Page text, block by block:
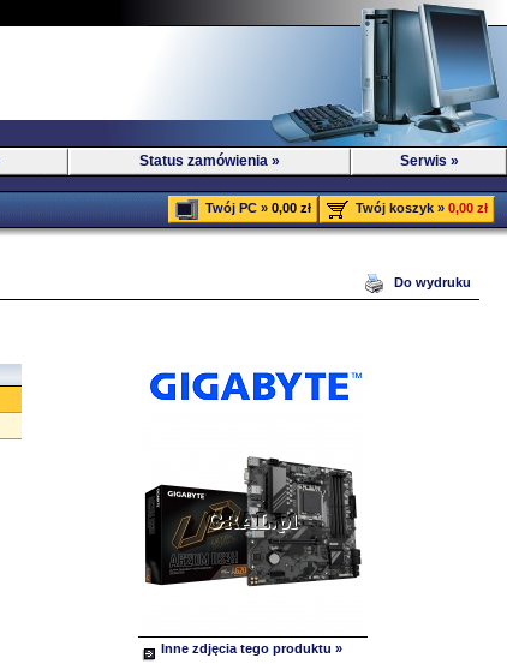
Status zamówienia » Serwis »
Twój PC » 0,00 zł Twój koszyk » 0,00 zł
Do wydruku
Inne zdjęcia tego produktu »